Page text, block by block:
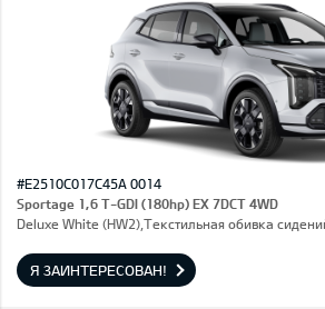
#E2510C017C45A 0014
Sportage 1,6 T-GDI (180hp) EX 7DCT 4WD
Deluxe White (HW2),Текстильная обивка
Я ЗАИНТЕРЕСОВАН!